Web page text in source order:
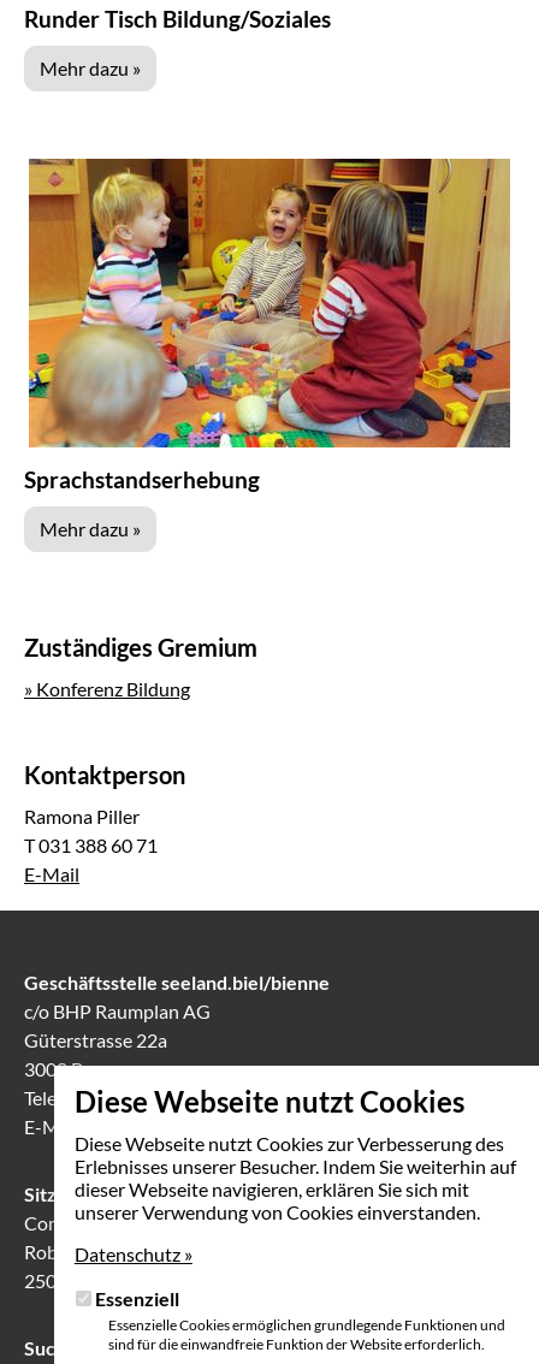
Diese Webseite nutzt Cookies
Diese Webseite nutzt Cookies zur Verbesserung des
Erlebnisses unserer Besucher. Indem Sie weiterhin auf
dieser Webseite navigieren, erklären Sie sich mit
unserer Verwendung von Cookies einverstanden.
Datenschutz »
Essenziell
Essenzielle Cookies ermöglichen grundlegende Funktionen und
sind für die einwandfreie Funktion der Website erforderlich.
Runder Tisch Bildung/Soziales
Mehr dazu »
Sprachstandserhebung
Mehr dazu »
Zuständiges Gremium
» Konferenz Bildung
Kontaktperson
Ramona Piller
T 031 388 60 71
E-Mail
Geschäftsstelle seeland.biel/bienne
c/o BHP Raumplan AG
Güterstrasse 22a
3008 Bern
Telefon031 388 60 60
E-Mail
Sitzungslokal in Biel
Communication Center
Robert-Walser-Platz 7
2503 Biel
Suchfeld
Suche